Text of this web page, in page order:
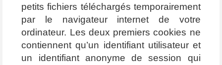
petits fichiers téléchargés temporairement
par le navigateur internet de votre
ordinateur. Les deux premiers cookies ne
contiennent qu’un identifiant utilisateur et
un identifiant anonyme de session qui